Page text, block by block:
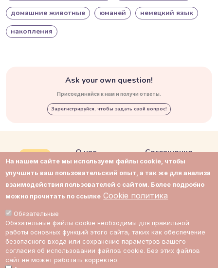
На нашем сайте мы используем файлы cookie, чтобы
улучшить ваш пользовательский опыт, а так же для анализа
взаимодействия пользователей с сайтом. Более подробно
можно прочитать по ссылке Cookie политика
Обязательные
Обязательные файлы cookie необходимы для правильной
работы основных функций этого сайта, таких как обеспечение
безопасного входа или сохранение параметров вашего
согласия об использовании файлов cookie. Без этих файлов
сайт не может работать корректно.
домашние животные
юманей
немецкий язык
накопления
Ask your own question!
Присоединяйся к нам и получи ответы.
Зарегистрируйся, чтобы задать свой вопрос!
О нас
Контакты
Поддержка
Стоимость
экспертов
Соглашение
Приватность
Cookie политика